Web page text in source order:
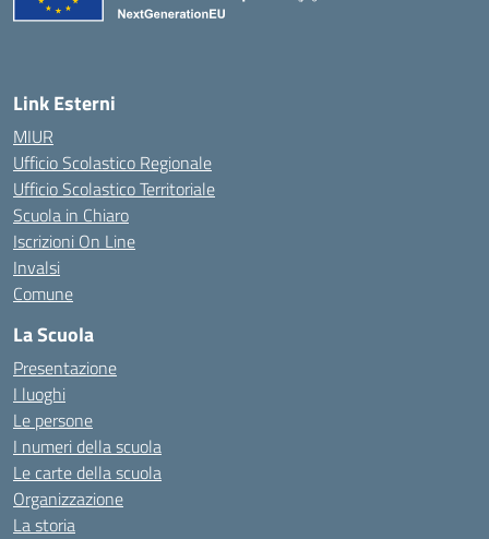
Link Esterni
MIUR
Ufficio Scolastico Regionale
Ufficio Scolastico Territoriale
Scuola in Chiaro
Iscrizioni On Line
Invalsi
Comune
La Scuola
Presentazione
I luoghi
Le persone
I numeri della scuola
Le carte della scuola
Organizzazione
La storia